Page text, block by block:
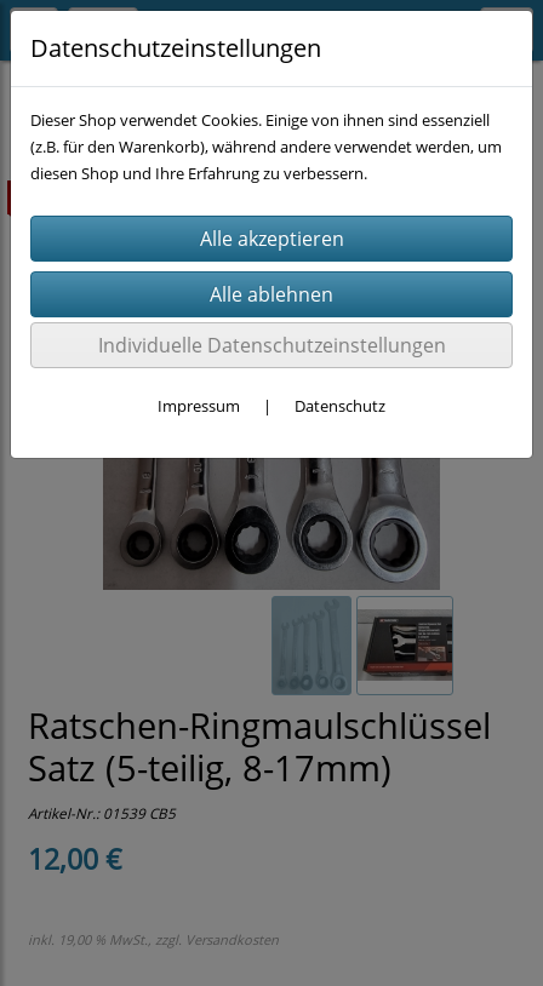
HANDWERKZEUG
Ratschen-Ringmaulschlüssel
Satz (5-teilig, 8-17mm)
Artikel-Nr.:01539 CB5
12,00 €
inkl. 19,00 % MwSt., zzgl. Versandkosten
Datenschutzeinstellungen
Dieser Shop verwendet Cookies. Einige von ihnen sind essenziell
(z.B. für den Warenkorb), während andere verwendet werden, um
diesen Shop und Ihre Erfahrung zu verbessern.
Individuelle Datenschutzeinstellungen
Impressum | Datenschutz